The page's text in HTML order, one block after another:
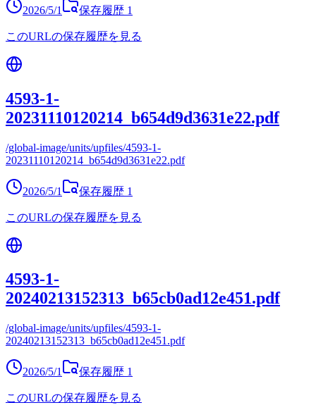
2026/5/1 保存履歴 1
このURLの保存履歴を見る
4593-1-
20231110120214_b654d9d3631e22.pdf
/global-image/units/upfiles/4593-1-
20231110120214_b654d9d3631e22.pdf
2026/5/1 保存履歴 1
このURLの保存履歴を見る
4593-1-
20240213152313_b65cb0ad12e451.pdf
/global-image/units/upfiles/4593-1-
20240213152313_b65cb0ad12e451.pdf
2026/5/1 保存履歴 1
このURLの保存履歴を見る